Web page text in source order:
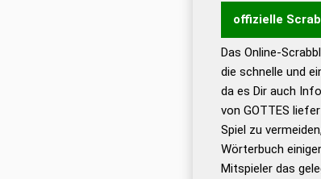
offizielle
Wortwurzel
Wortanalyse-
Gültigkeit eines
bestimmen!
Wörterbücher
Das Online-
die schnelle und
da es Dir auch
von GOTTES
Spiel zu
Wörterbuch
Mitspieler das